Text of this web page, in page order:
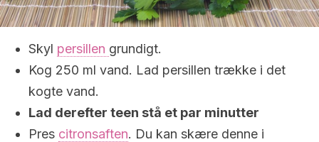
Skyl persillen grundigt.
Kog 250 ml vand. Lad persillen trække i det
kogte vand.
Lad derefter teen stå et par minutter
Pres citronsaften. Du kan skære denne i